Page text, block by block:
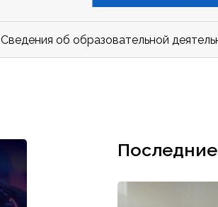
Сведения об образовательной